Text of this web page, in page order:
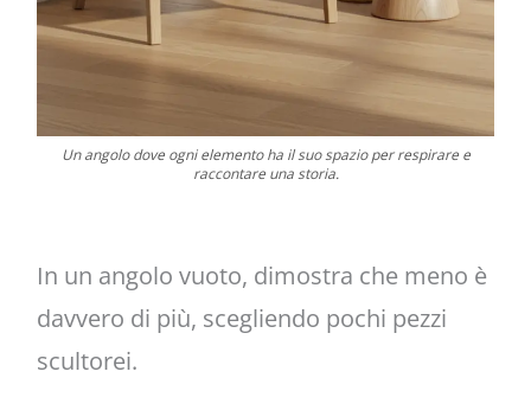
Un angolo dove ogni elemento ha il suo spazio per respirare e
raccontare una storia.
In un angolo vuoto, dimostra che meno è
davvero di più, scegliendo pochi pezzi
scultorei.